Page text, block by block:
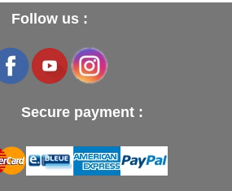
Follow us :
Secure payment :